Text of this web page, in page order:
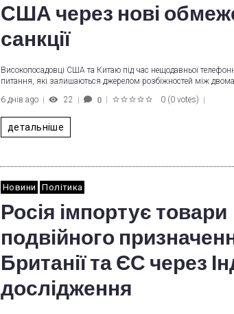
США через нові
санкції
Високопосадовці США та Китаю під час нещодавньої
питання, які залишаються джерелом розбіжностей між
6 днів ago
22 0 0 (0 votes)
детальніше
Новини Політика
Росія імпортує товари
подвійного
Британії та ЄС через
дослідження